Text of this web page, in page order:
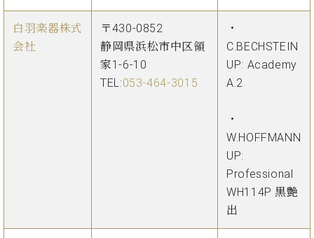
白羽楽器株式
会社
〒430-0852
静岡県浜松市中区領
家1-6-10
TEL:053-464-3015
・
C.BECHSTEIN
UP: Academy
A.2
・
W.HOFFMANN
UP:
Professional
WH114P 黒艶
出